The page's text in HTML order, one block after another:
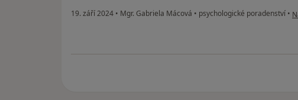
19. září 2024 • Mgr. Gabriela Mácová • psychologické poradenství •